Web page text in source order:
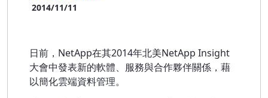
2014/11/11
日前，NetApp在其2014年北美NetApp Insight
大會中發表新的軟體、服務與合作夥伴關係，藉
以簡化雲端資料管理。